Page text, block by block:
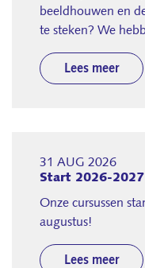
beeldhouwen en
te steken? We
Lees meer
31 AUG 2026
Start 2026-2027
Onze cursussen
augustus!
Lees meer